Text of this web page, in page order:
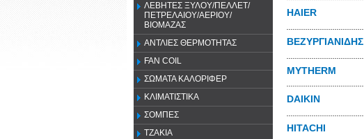
ΛΕΒΗΤΕΣ ΞΥΛΟΥ/ΠΕΛΛΕΤ/
ΠΕΤΡΕΛΑΙΟΥ/ΑΕΡΙΟΥ/
ΒΙΟΜΑΖΑΣ
ΑΝΤΛΙΕΣ ΘΕΡΜΟΤΗΤΑΣ
FAN COIL
ΣΩΜΑΤΑ ΚΑΛΟΡΙΦΕΡ
ΚΛΙΜΑΤΙΣΤΙΚΑ
ΣΟΜΠΕΣ
ΤΖΑΚΙΑ
HAIER
ΒΕΖΥΡΓΙΑΝΙΔΗΣ
MYTHERM
DAIKIN
HITACHI